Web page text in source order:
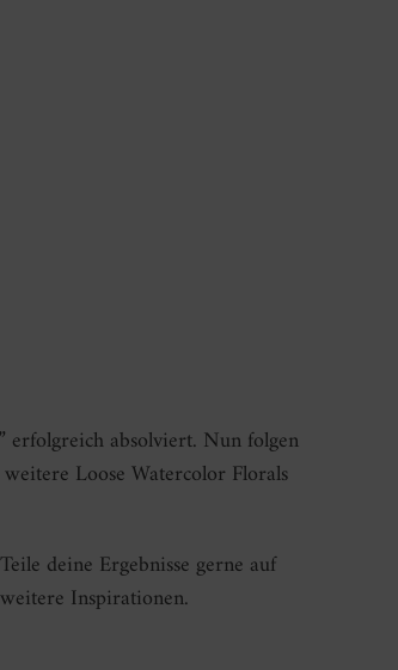
erfolgreich absolviert. Nun folgen
Loose Watercolor Florals
deine Ergebnisse gerne auf
Inspirationen.